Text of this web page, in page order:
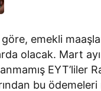
emekli
olacak. Mart
EYT’liler
bu ödemeleri